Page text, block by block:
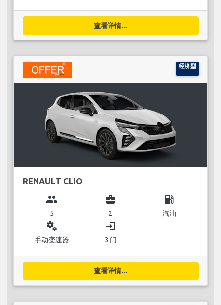
查看详情...
经济型
RENAULT CLIO
group
5
business_center
2
local_gas_station
汽油
miscellaneous_services
手动变速器
login
3 门
查看详情...